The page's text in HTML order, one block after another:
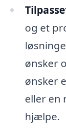
og et
ønsker
ønsker
eller en
hjælpe.